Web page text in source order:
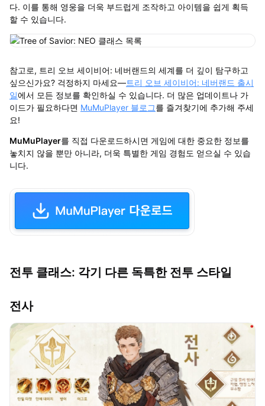
다. 이를 통해 영웅을 더욱 부드럽게 조작하고 아이템을 쉽게 획득
할 수 있습니다.
참고로, 트리 오브 세이비어: 네버랜드의 세계를 더 깊이 탐구하고
싶으신가요? 걱정하지 마세요—트리 오브 세이비어: 네버랜드 출시
일에서 모든 정보를 확인하실 수 있습니다. 더 많은 업데이트나 가
이드가 필요하다면 MuMuPlayer 블로그를 즐겨찾기에 추가해 주세
요!
MuMuPlayer를 직접 다운로드하시면 게임에 대한 중요한 정보를
놓치지 않을 뿐만 아니라, 더욱 특별한 게임 경험도 얻으실 수 있습
니다.
전투 클래스: 각기 다른 독특한 전투 스타일
전사